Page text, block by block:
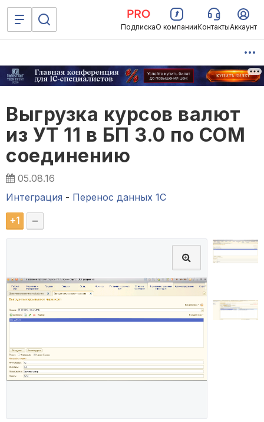
ПодпискаО компанииКонтактыАккаунт
Выгрузка курсов валют
из УТ 11 в БП 3.0 по COM
соединению
05.08.16
Интеграция - Перенос данных 1C
+1 –